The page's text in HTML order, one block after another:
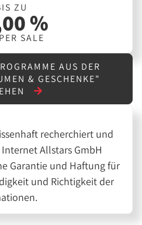
ZU
%
SALE
AUS DER
& GESCHENKE"
recherchiert und
Allstars GmbH
Garantie und Haftung für
und Richtigkeit der